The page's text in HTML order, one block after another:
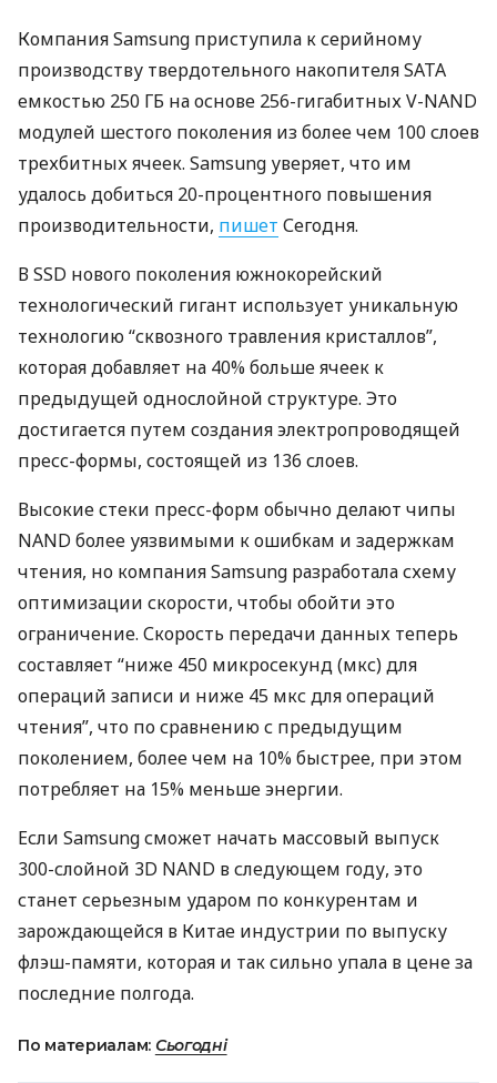
Компания Samsung приступила к серийному
производству твердотельного накопителяSATA
емкостью 250 ГБ на основе 256-гигабитных V-NAND
модулей шестого поколения из более чем 100 слоев
трехбитных ячеек. Samsung уверяет, что им
удалось добиться 20-процентного повышения
производительности, пишет Сегодня.
ВSSD нового поколения южнокорейский
технологический гигант использует уникальную
технологию “сквозного травления кристаллов”,
которая добавляет на 40% больше ячеек к
предыдущей однослойной структуре. Это
достигается путем создания электропроводящей
пресс-формы, состоящей из 136 слоев.
Высокие стеки пресс-форм обычно делают чипы
NAND более уязвимыми к ошибкам и задержкам
чтения, но компания Samsung разработала схему
оптимизации скорости, чтобы обойти это
ограничение. Скорость передачи данных теперь
составляет “ниже 450 микросекунд (мкс) для
операций записи и ниже 45 мкс для операций
чтения”, что по сравнению с предыдущим
поколением, более чем на 10% быстрее, при этом
потребляет на 15% меньше энергии.
Если Samsung сможет начать массовый выпуск
300-слойной 3D NAND в следующем году, это
станет серьезным ударом по конкурентам и
зарождающейся в Китае индустрии по выпуску
флэш-памяти, которая и так сильно упала в цене за
последние полгода.
По материалам: Сьогодні